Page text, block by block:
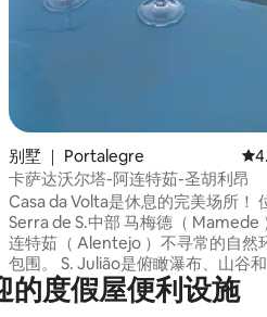
别墅 ｜ Portalegre 平
卡萨达沃尔塔-阿连特茹-圣胡利昂
Casa da Volta是休息的完美场所！
Serra de S.中部 马梅德（ Mamede
连特茹（ Alentejo ）不寻常的自然
包围。 S. Julião是俯瞰瀑布、山谷
房东所在地。 这个村庄与西班牙接
离马尔旺（ Marvão ） 17公里，融合
的度假屋便利设施